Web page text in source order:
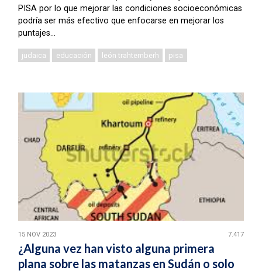
PISA por lo que mejorar las condiciones socioeconómicas
podría ser más efectivo que enfocarse en mejorar los
puntajes...
judaica educación león trahtemberh pisa
15 NOV 2023 7.417
¿Alguna vez han visto alguna primera
plana sobre las matanzas en Sudán o solo